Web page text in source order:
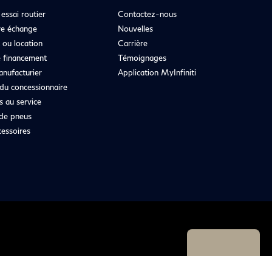
routier
échange
ou location
financement
concessionnaire
au service
pneus
Contactez-nous
Nouvelles
Carrière
Témoignages
Application MyInfiniti